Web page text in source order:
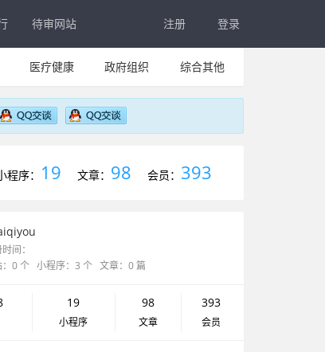
待审网站 注册 登录
医疗健康 政府组织 综合其他
程序： 19 文章： 98 会员： 393
间：
：0 个 小程序：3 个 文章：0 篇
19
小程序
98
文章
393
会员